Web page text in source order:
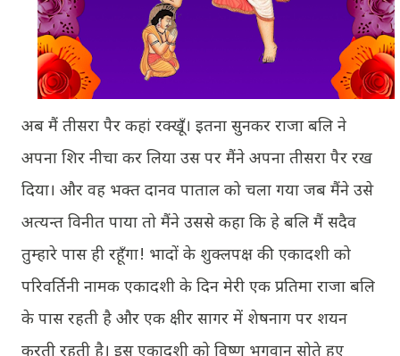
अब मैं तीसरा पैर कहां रक्खूँ। इतना सुनकर राजा बलि ने
अपना शिर नीचा कर लिया उस पर मैंने अपना तीसरा पैर रख
दिया। और वह भक्त दानव पाताल को चला गया जब मैंने उसे
अत्यन्त विनीत पाया तो मैंने उससे कहा कि हे बलि मैं सदैव
तुम्हारे पास ही रहूँगा! भादों के शुक्लपक्ष की एकादशी को
परिवर्तिनी नामक एकादशी के दिन मेरी एक प्रतिमा राजा बलि
के पास रहती है और एक क्षीर सागर में शेषनाग पर शयन
करती रहती है। इस एकादशी को विष्णु भगवान सोते हुए